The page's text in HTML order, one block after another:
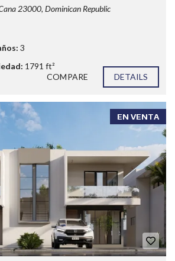
23000, Dominican Republic
3
1791 ft²
COMPARE DETAILS
EN VENTA